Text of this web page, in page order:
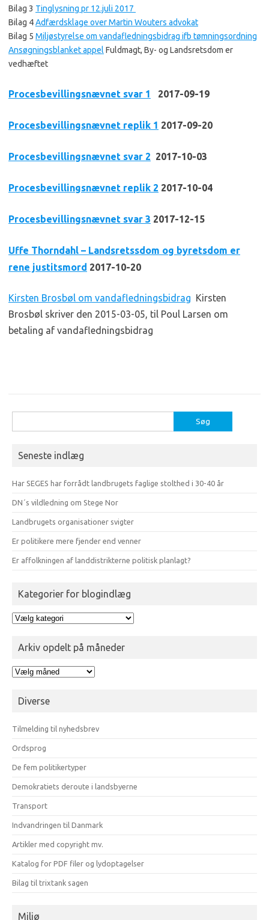
Bilag 3 Tinglysning pr 12.juli 2017
Bilag 4Adfærdsklage over Martin Wouters advokat
Bilag 5 Miljøstyrelse om vandafledningsbidrag ifb tømningsordning
Ansøgningsblanket appel Fuldmagt, By- og Landsretsdom er
vedhæftet
Procesbevillingsnævnet svar 1 2017-09-19
Procesbevillingsnævnet replik 1 2017-09-20
Procesbevillingsnævnet svar 2 2017-10-03
Procesbevillingsnævnet replik 2 2017-10-04
Procesbevillingsnævnet svar 3 2017-12-15
Uffe Thorndahl – Landsretssdom og byretsdom er
rene justitsmord 2017-10-20
Kirsten Brosbøl om vandafledningsbidrag Kirsten
Brosbøl skriver den 2015-03-05, til Poul Larsen om
betaling af vandafledningsbidrag
efter:
Seneste indlæg
Har SEGES har forrådt landbrugets faglige stolthed i 30-40 år
DN´s vildledning om Stege Nor
Landbrugets organisationer svigter
Er politikere mere fjender end venner
Er affolkningen af landdistrikterne politisk planlagt?
Kategorier for blogindlæg
Kategorier
Arkiv opdelt på måneder
Arkiv
måneder
Diverse
Tilmelding til nyhedsbrev
Ordsprog
De fem politikertyper
Demokratiets deroute i landsbyerne
Transport
Indvandringen til Danmark
Artikler med copyright mv.
Katalog for PDF filer og lydoptagelser
Bilag til trixtank sagen
Miljø